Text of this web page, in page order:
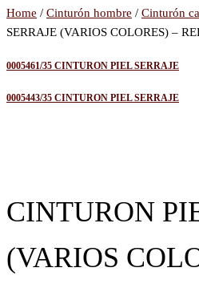
Home / Cinturón hombre / Cinturón
SERRAJE (VARIOS COLORES) –
0005461/35 CINTURON PIEL SERRAJE
0005443/35 CINTURON PIEL SERRAJE
CINTURON
(VARIOS